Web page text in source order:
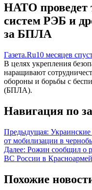
НАТО проведет
систем РЭБ и
за БПЛА
Газета.Ru10 месяцев
В целях укрепления
наращивают
обороны и борьбы с
(БПЛА).
Навигация по
Предыдущая:
от мобилизации в
Далее: Рожин сообщил о
ВС России в
Похожие